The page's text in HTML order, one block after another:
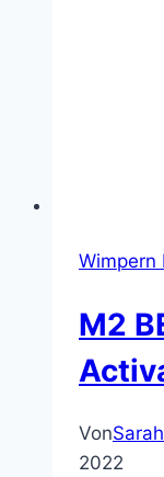
Wimpern
M2
Von
2022